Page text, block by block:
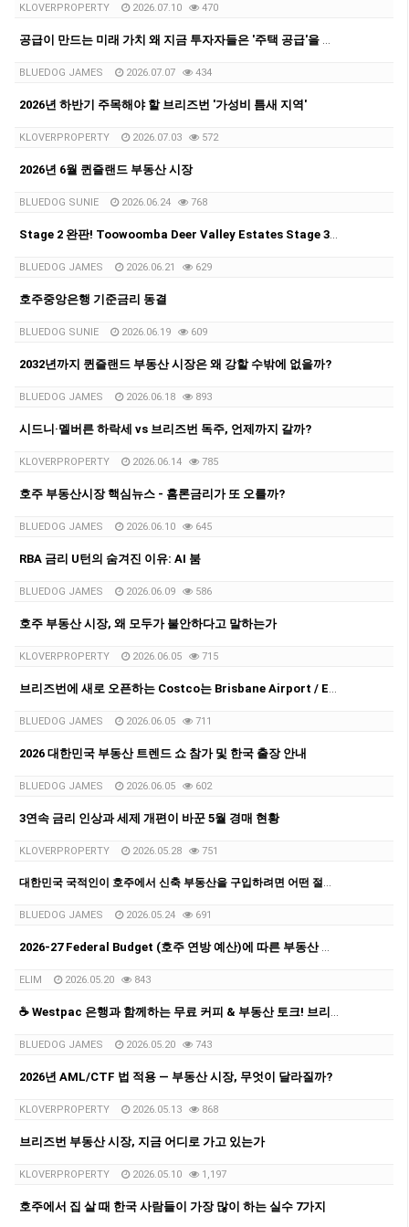
KLOVERPROPERTY 2026.07.10 470
공급이 만드는 미래 가치 왜 지금 투자자들은 '주택 공급'을 주목해야 하는가
BLUEDOG JAMES 2026.07.07 434
2026년 하반기 주목해야 할 브리즈번 '가성비 틈새 지역'
KLOVERPROPERTY 2026.07.03 572
2026년 6월 퀸즐랜드 부동산 시장
BLUEDOG SUNIE 2026.06.24 768
Stage 2 완판! Toowoomba Deer Valley Estates Stage 3 출시
BLUEDOG JAMES 2026.06.21 629
호주중앙은행 기준금리 동결
BLUEDOG SUNIE 2026.06.19 609
2032년까지 퀸즐랜드 부동산 시장은 왜 강할 수밖에 없을까?
BLUEDOG JAMES 2026.06.18 893
시드니·멜버른 하락세 vs 브리즈번 독주, 언제까지 갈까?
KLOVERPROPERTY 2026.06.14 785
호주 부동산시장 핵심뉴스 - 홈론금리가 또 오를까?
BLUEDOG JAMES 2026.06.10 645
RBA 금리 U턴의 숨겨진 이유: AI 붐
BLUEDOG JAMES 2026.06.09 586
호주 부동산 시장, 왜 모두가 불안하다고 말하는가
KLOVERPROPERTY 2026.06.05 715
브리즈번에 새로 오픈하는 Costco는 Brisbane Airport / Eagle Farm 지역입니다.
BLUEDOG JAMES 2026.06.05 711
2026 대한민국 부동산 트렌드 쇼 참가 및 한국 출장 안내
BLUEDOG JAMES 2026.06.05 602
3연속 금리 인상과 세제 개편이 바꾼 5월 경매 현황
KLOVERPROPERTY 2026.05.28 751
대한민국 국적인이 호주에서 신축 부동산을 구입하려면 어떤 절차로 진행될까요?
BLUEDOG JAMES 2026.05.24 691
2026-27 Federal Budget (호주 연방 예산)에 따른 부동산 전망과 영향
ELIM 2026.05.20 843
☕ Westpac 은행과 함께하는 무료 커피 & 부동산 토크! 브리즈번 부동산·홈론·투자 상담 진행
BLUEDOG JAMES 2026.05.20 743
2026년 AML/CTF 법 적용 — 부동산 시장, 무엇이 달라질까?
KLOVERPROPERTY 2026.05.13 868
브리즈번 부동산 시장, 지금 어디로 가고 있는가
KLOVERPROPERTY 2026.05.10 1,197
호주에서 집 살 때 한국 사람들이 가장 많이 하는 실수 7가지